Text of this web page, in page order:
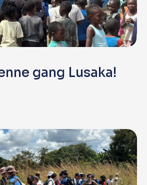
gang Lusaka!